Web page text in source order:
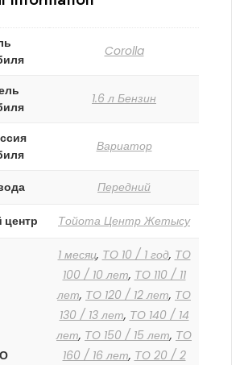
Corolla
1.6 л Бензин
Вариатор
Передний
центр Тойота Центр Жетысу
1 месяц, ТО 10 / 1 год, ТО
100 / 10 лет, ТО 110 / 11
лет, ТО 120 / 12 лет, ТО
130 / 13 лет, ТО 140 / 14
лет, ТО 150 / 15 лет, ТО
160 / 16 лет, ТО 20 / 2